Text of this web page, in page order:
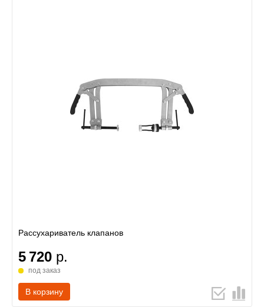
Рассухариватель клапанов
5 720 р.
под заказ
В корзину